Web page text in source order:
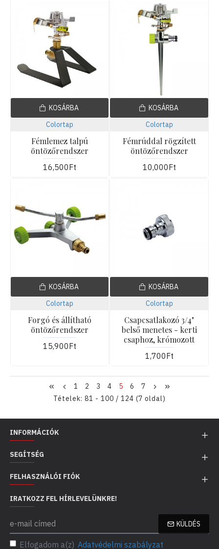
Colortap
Fémlemez talpú
öntözőrendszer
16,500Ft
KOSÁRBA
Colortap
Fémrúddal rögzített
öntözőrendszer
10,000Ft
KOSÁRBA
Colortap
Forgó és állítható
öntözőrendszer
15,900Ft
KOSÁRBA
Colortap
Csapcsatlakozó 3/4"
belső menetes - kerti
csaphoz, krómozott
1,700Ft
KOSÁRBA
1 2 3 4 5 6
7
Tételek: 81 - 100 / 124 (7 oldal)
INFORMÁCIÓK
SEGÍTSÉG
FELHASZNÁLÓI FIÓK
IRATKOZZ FEL HÍRLEVELÜNKRE!
KÜLDÉS
Elfogadom a(z) Adatvédelmi szabályzat